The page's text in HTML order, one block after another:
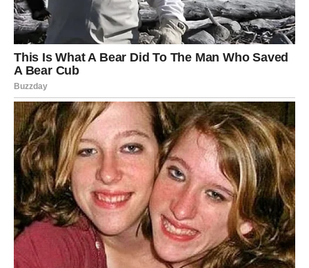
Upiši svoj email i preuzmi BESPLATNU
knjigu s receptima! Uživaj u jednostavnim
i ukusnim jelima koja će osvojiti tvoje
najdraže.
Jednim klikom preuzmi knjigu s najboljim
receptima!